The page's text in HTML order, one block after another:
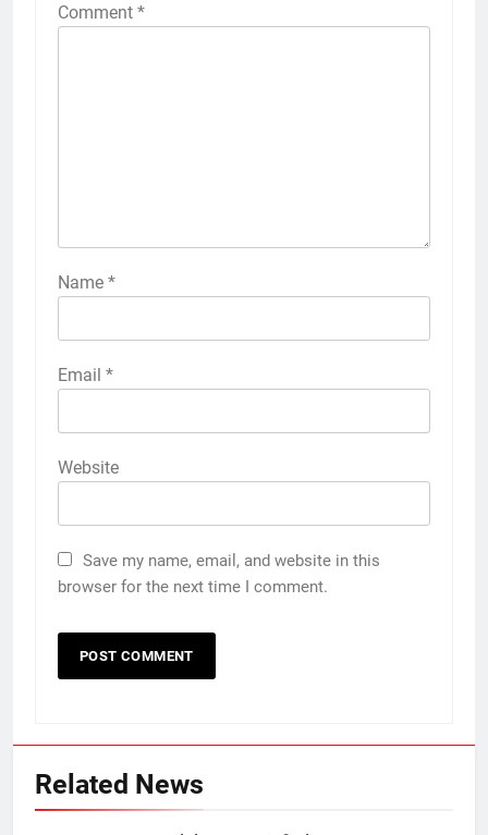
Comment *
Name *
Email *
Website
Save my name, email, and website in this
browser for the next time I comment.
Related News